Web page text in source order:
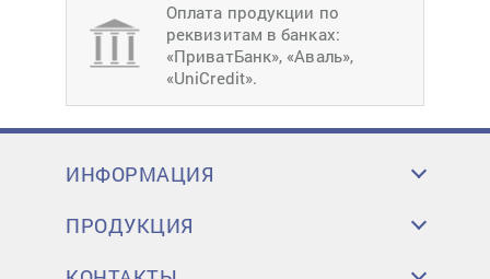
Оплата продукции по
реквизитам в банках:
«ПриватБанк», «Аваль»,
«UniCredit».
ИНФОРМАЦИЯ
ПРОДУКЦИЯ